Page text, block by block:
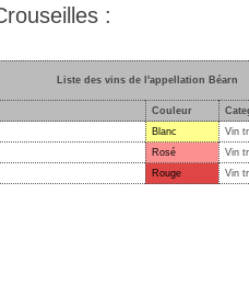
:
Liste des vins de l'appellation Béarn
Couleur
Blanc
Vin
Rosé
Vin
Rouge Vin